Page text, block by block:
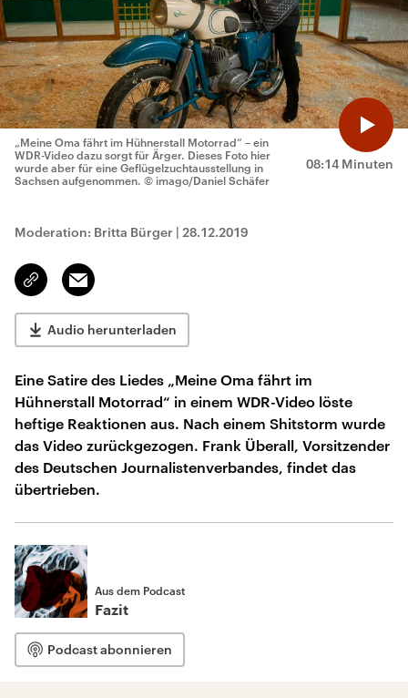
08:14 Minuten
„Meine Oma fährt im Hühnerstall Motorrad“ – ein
WDR-Video dazu sorgt für Ärger. Dieses Foto hier
wurde aber für eine Geflügelzuchtausstellung in
Sachsen aufgenommen. © imago/Daniel Schäfer
Moderation: Britta Bürger | 28.12.2019
Link
kopieren/teilen
Email
Audio herunterladen
Eine Satire des Liedes „Meine Oma fährt im
Hühnerstall Motorrad“ in einem WDR-Video löste
heftige Reaktionen aus. Nach einem Shitstorm wurde
das Video zurückgezogen. Frank Überall, Vorsitzender
des Deutschen Journalistenverbandes, findet das
übertrieben.
Aus dem Podcast
Fazit
Podcast abonnieren